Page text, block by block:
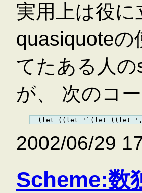
実用上は役
quasiquoteの
てたある人
が、 次のコ
2002/06/29
Scheme:数